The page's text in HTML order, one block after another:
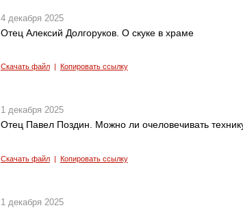
4 декабря 2025
Отец Алексий Долгоруков. О скуке в храме
Скачать файл| Копировать ссылку
1 декабря 2025
Отец Павел Поздин. Можно ли очеловечивать
Скачать файл| Копировать ссылку
1 декабря 2025